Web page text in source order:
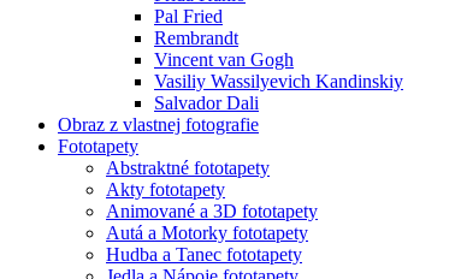
Pal Fried
Rembrandt
Vincent van Gogh
Vasiliy Wassilyevich Kandinskiy
Salvador Dali
Obraz z vlastnej fotografie
Fototapety
Abstraktné fototapety
Akty fototapety
Animované a 3D fototapety
Autá a Motorky fototapety
Hudba a Tanec fototapety